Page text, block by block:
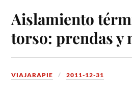
Aislamiento
torso: prendas y
VIAJARAPIE 2011-12-31